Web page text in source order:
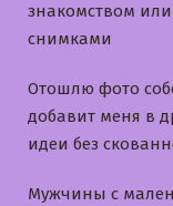
знакомством
снимками
Отошлю фото
добавит меня в
идеи без
Мужчины с